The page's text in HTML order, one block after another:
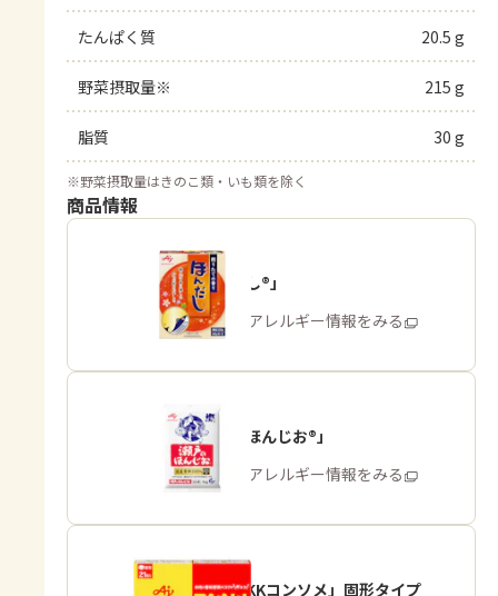
たんぱく質 20.5 g
野菜摂取量※ 215 g
脂質 30 g
※野菜摂取量はきのこ類・いも類を除く
商品情報
「ほんだし®」
商品・アレルギー情報をみる
「瀬戸のほんじお®」
商品・アレルギー情報をみる
「味の素KKコンソメ」固形タイプ